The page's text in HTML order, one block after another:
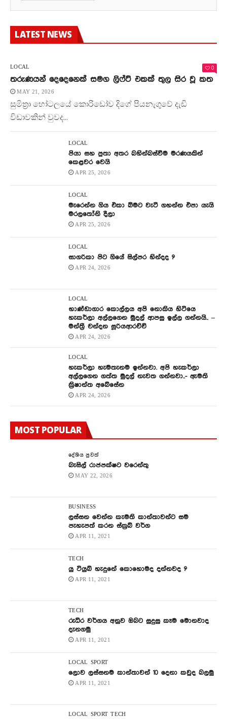
LATEST NEWS
LOCAL 0
තරුණයන් දෙදෙනෙක් සමග ලිෆ්ට් එකක් තුල සිර වූ කත
MAY 21, 2026
සුමිත්‍රා හෝටලයේ කොරිඩෝව දිගේ පියනැගුවේ දැඩි
විඩාවකින් වුවද...
LOCAL
පියා සහ පුතා අතර බහින්බස්වීම මරණයකින්
කෙළවර වෙයි
APR 25, 2026
LOCAL
මැරෙන්න ගිය එකා බිමට වැටී ගහන්න එපා යැයි
මරලතෝනි දීලා
APR 25, 2026
LOCAL
සාගරිකා පිට ගියේ සිල්පර හින්දද ?
APR 24, 2026
LOCAL
භාණ්ඩාගාර කොල්ලය අපි නොකිය හිටියෙ
හැකර්ලා අල්ලගෙන මුදල් ආපසු ඉල්ල ගන්නයි.. –
මන්ත්‍රී චන්දන සූරියආරච්චි
APR 24, 2026
LOCAL
හැකර්ලා හැමතැනම ඉන්නවා. අපි හැකර්ලා
අල්ලගෙන ගත්ත මුදල් නැවත ගන්නවා..- ඇමති
ක්‍රිෂාන්ත අබේසේන
APR 24, 2026
MOST POPULAR
දේශිය පුවත්
බැසිල් රාජපක්ෂට වරෙන්තු
MAY 22, 2026
BUSINESS
ලස්සන වෙන්න කැමති කාන්තාවන්ට සම
පැහැපත් කරන ස්ක්‍රබ් වර්ග
APR 11, 2021
TECH
යු ටියුබ් හැදුනේ කොහොමද දන්නවද ?
APR 11, 2021
TECH
රුධිර වර්ගය අනුව ඔබට සුදුසු කෑම මොනවාද
දැනගමු
APR 11, 2021
LOCAL SPORT
ලොව ලස්සනම කාන්තාවන් 10 දෙනා කවුද බලමු
APR 11, 2021
LOCAL SPORT TECH